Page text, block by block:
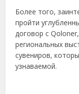
Более того,
пройти
договор с
региональных
сувениров,
узнаваемой.